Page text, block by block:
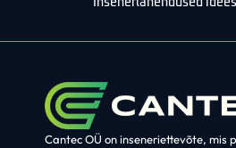
Insenerlahendused
Cantec OÜ on inseneriettevõte, mis